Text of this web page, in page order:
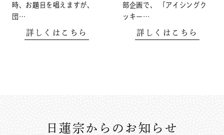
時、お題目を唱えますが、
団…
詳しくはこちら
部企画で、 「アイシングク
ッキー…
詳しくはこちら
日蓮宗からのお知らせ